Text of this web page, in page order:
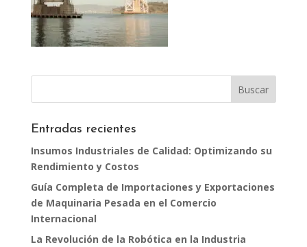
Entradas recientes
Insumos Industriales de Calidad: Optimizando su
Rendimiento y Costos
Guía Completa de Importaciones y Exportaciones
de Maquinaria Pesada en el Comercio
Internacional
La Revolución de la Robótica en la Industria